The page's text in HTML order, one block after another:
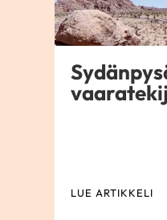
LUE ARTIKKELI